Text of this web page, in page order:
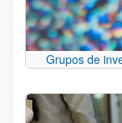
Grupos de